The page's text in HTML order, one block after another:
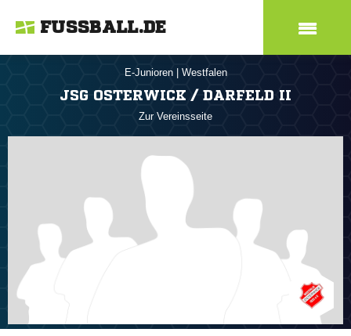
FUSSBALL.DE
E-Junioren Westfalen
JSG OSTERWICK / DARFELD II
Zur Vereinsseite